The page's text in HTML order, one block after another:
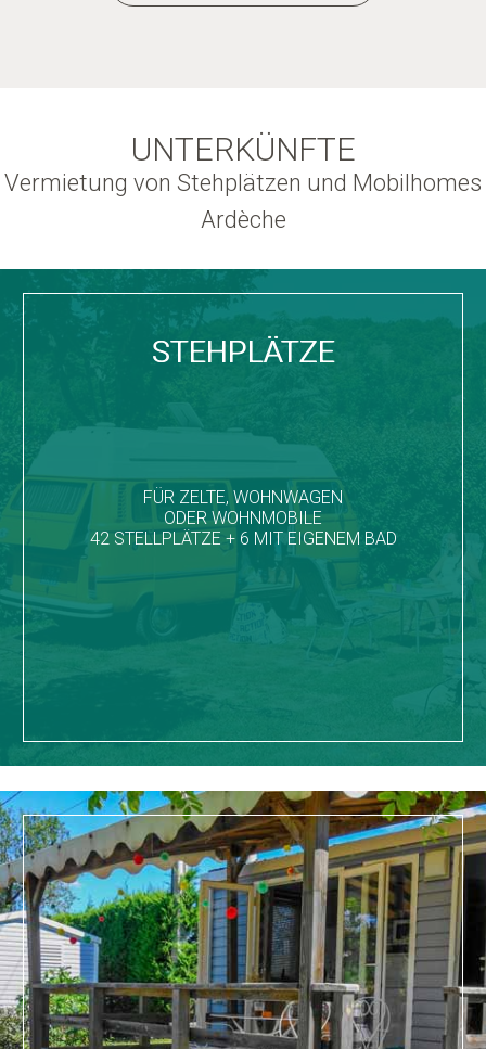
UNTERKÜNFTE
Vermietung von Stehplätzen und Mobilhomes
Ardèche
STEHPLÄTZE
FÜR ZELTE, WOHNWAGEN
ODER WOHNMOBILE
42 STELLPLÄTZE + 6 MIT EIGENEM BAD